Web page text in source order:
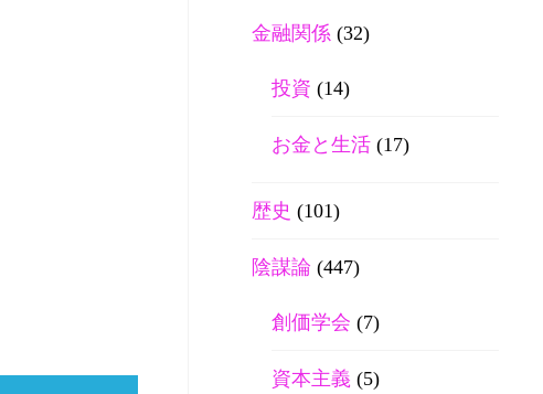
金融関係 (32)
投資 (14)
お金と生活 (17)
歴史 (101)
陰謀論 (447)
創価学会 (7)
資本主義 (5)